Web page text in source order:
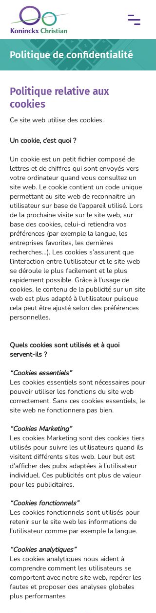
Politique de confidentialité
Politique relative aux
cookies
Ce site web utilise des cookies.
Un cookie, c’est quoi ?
Un cookie est un petit fichier composé de
lettres et de chiffres qui sont envoyés vers
votre ordinateur quand vous consultez un
site web. Le cookie contient un code unique
permettant au site web de reconnaitre un
utilisateur sur base de l’appareil utilisé. Lors
de la prochaine visite sur le site web, sur
base des cookies, celui-ci retiendra vos
préférences (par exemple la langue, les
entreprises favorites, les dernières
recherches…). Les cookies s’assurent que
l’interaction entre l’utilisateur et le site web
se déroule le plus facilement et le plus
rapidement possible. Grâce à l’usage de
cookies, le contenu de la publicité sur un site
web est plus adapté à l’utilisateur puisque
cela peut être ajusté selon des préférences
personnelles.
Quels cookies sont utilisés et à quoi
servent-ils ?
“Cookies essentiels”
Les cookies essentiels sont nécessaires pour
pouvoir utiliser les fonctions du site web
correctement. Sans ces cookies essentiels, le
site web ne fonctionnera pas bien.
“Cookies Marketing”
Les cookies Marketing sont des cookies tiers
utilisés pour suivre les utilisateurs quand ils
visitent différents sites web. Leur but est
d’afficher des pubs adaptées à l’utilisateur
individuel. Ces publicités ont plus de valeur
pour les publicitaires.
“Cookies fonctionnels”
Les cookies fonctionnels sont utilisés pour
retenir sur le site web les informations de
l’utilisateur comme par exemple la langue.
“Cookies analytiques”
Les cookies analytiques nous aident à
comprendre comment les utilisateurs se
comportent avec notre site web, repérer les
fautes et proposer des analyses globales
plus performantes